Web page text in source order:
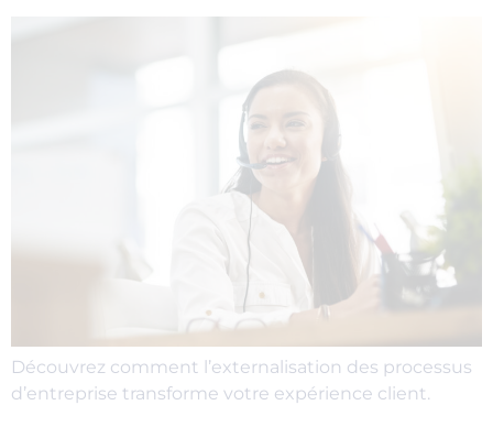
Découvrez comment l’externalisation des processus
d’entreprise transforme votre expérience client.